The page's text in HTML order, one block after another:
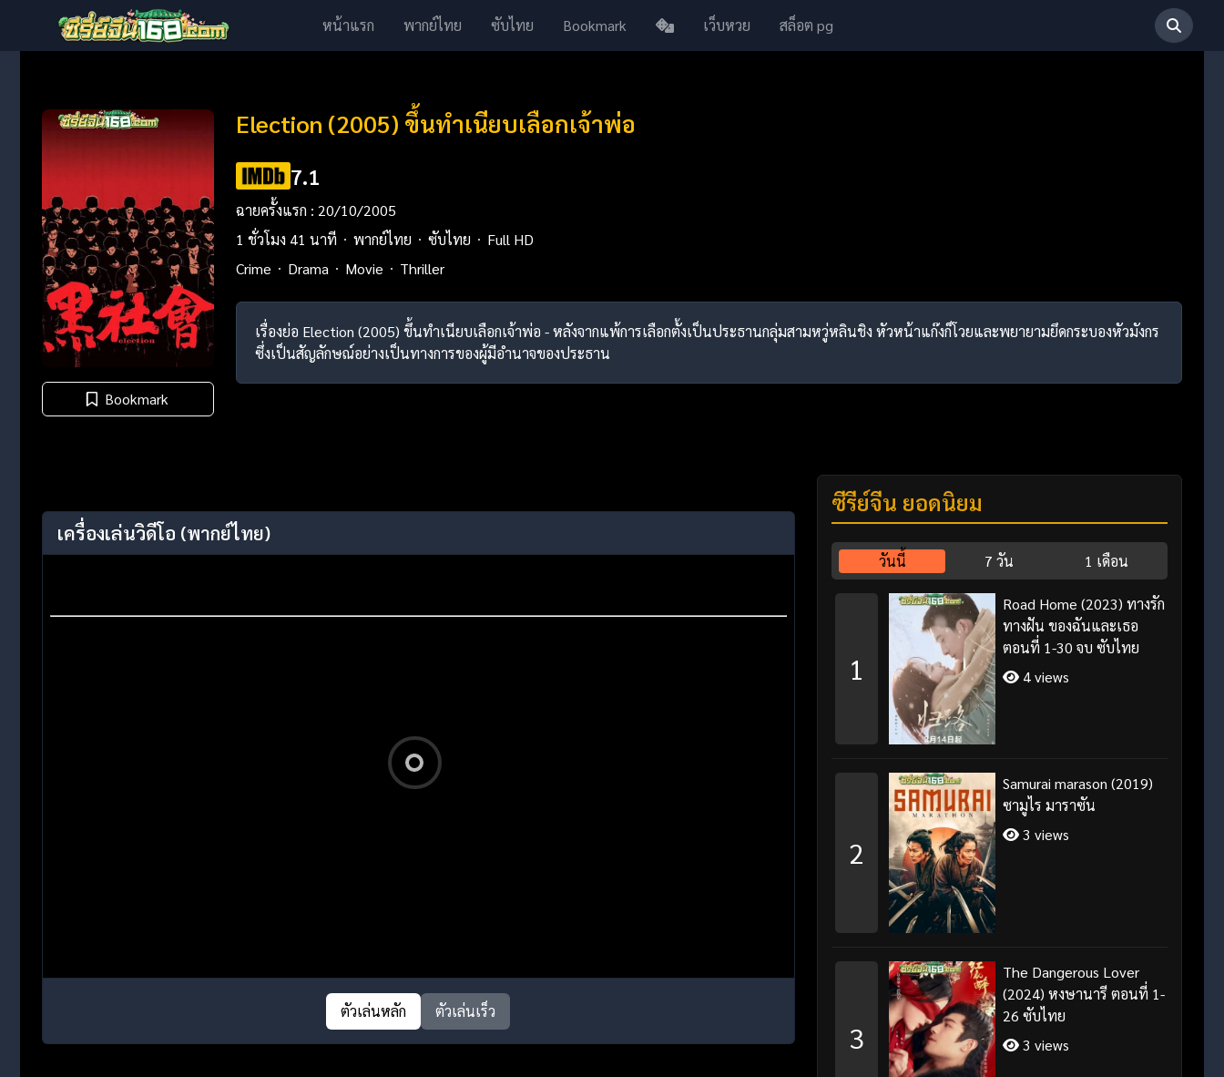
หน้าแรก พากย์ไทย ซับไทย Bookmark เว็บหวย สล็อต pg
Bookmark
Election (2005) ขึ้นทำเนียบเลือกเจ้าพ่อ
7.1
ฉายครั้งแรก : 20/10/2005
1 ชั่วโมง 41 นาที
พากย์ไทย ซับไทย
Full HD
Crime
Drama Movie Thriller
เรื่องย่อ Election (2005) ขึ้นทำเนียบเลือกเจ้าพ่อ - หลังจากแพ้การเลือกตั้งเป็นประธานกลุ่มสามหวู่หลินชิง หัวหน้าแก๊งก็โวยและพยายามยึดกระบองหัวมังกร
ซึ่งเป็นสัญลักษณ์อย่างเป็นทางการของผู้มีอำนาจของประธาน
เครื่องเล่นวิดีโอ (พากย์ไทย)
ตัวเล่นหลัก ตัวเล่นเร็ว
ซีรี่ย์จีน ยอดนิยม
วันนี้ 7 วัน 1 เดือน
1
Road Home (2023) ทางรัก
ทางฝัน ของฉันและเธอ
ตอนที่ 1-30 จบ ซับไทย
4 views
2
Samurai marason (2019)
ซามูไร มาราซัน
3 views
3
The Dangerous Lover
(2024) หงษานารี ตอนที่ 1-
26 ซับไทย
3 views